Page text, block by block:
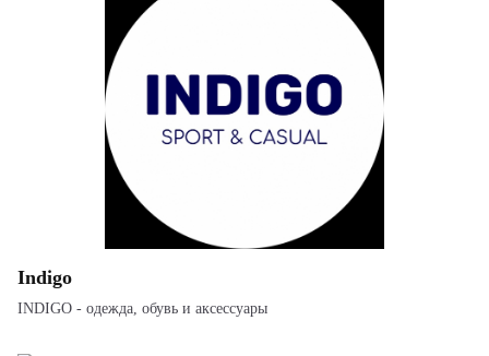
Indigo
INDIGO - одежда, обувь и аксессуары